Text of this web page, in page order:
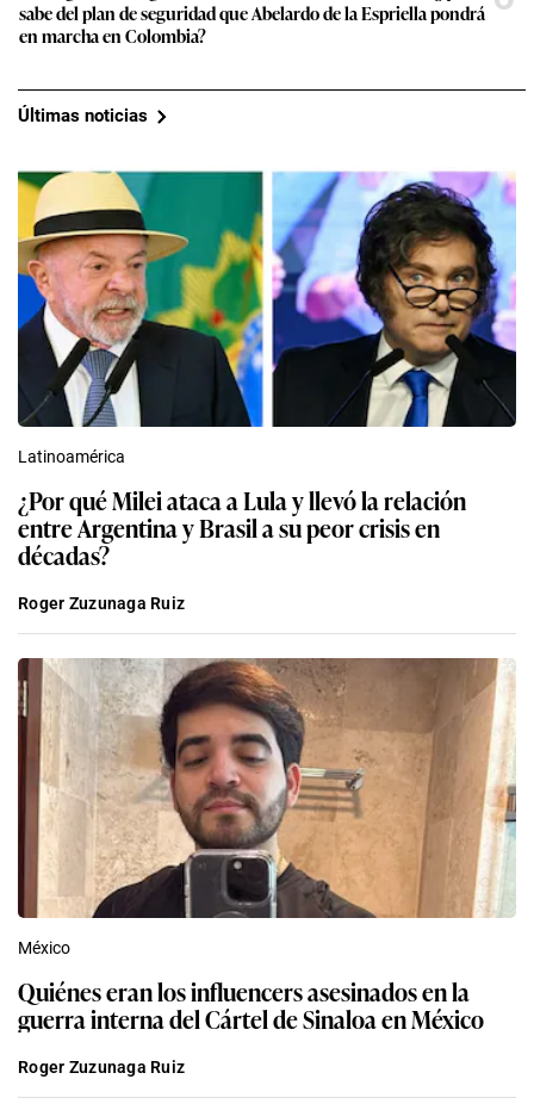
sabe del plan de seguridad que Abelardo de la Espriella pondrá
en marcha en Colombia?
Últimas noticias
Latinoamérica
¿Por qué Milei ataca a Lula y llevó la relación
entre Argentina y Brasil a su peor crisis en
décadas?
Roger Zuzunaga Ruiz
México
Quiénes eran los influencers asesinados en la
guerra interna del Cártel de Sinaloa en México
Roger Zuzunaga Ruiz